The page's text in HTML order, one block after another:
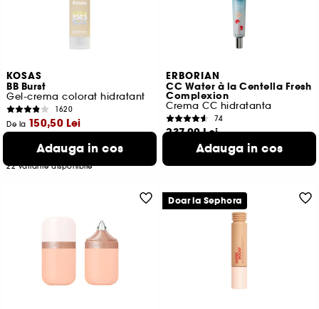
KOSAS
BB Burst
Gel-crema colorat hidratant
1620
De la 150,50 Lei
Cel mai mic pret:214,00 Lei -29.7%
501,67 Lei /100ml
22 variante disponibile
Adauga in cos
ERBORIAN
CC Water à la Centella Fresh
Complexion
Crema CC hidratanta
74
237,00 Lei
592,50 Lei /100ml
2 variante disponibile
Adauga in cos
Doar la Sephora